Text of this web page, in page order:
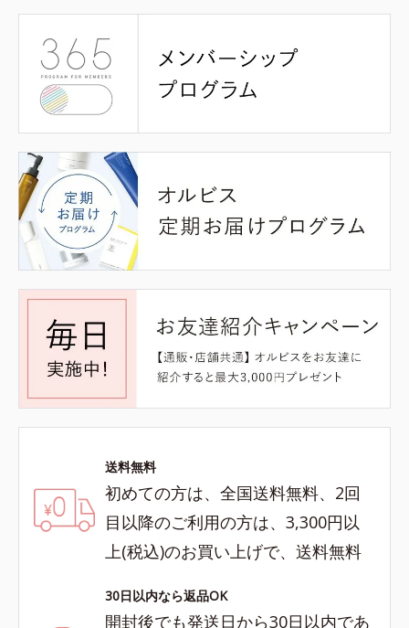
送料無料
初めての方は、全国送料無料、2回
目以降のご利用の方は、3,300円以
上(税込)のお買い上げで、送料無料
30日以内なら返品OK
開封後でも発送日から30日以内であ